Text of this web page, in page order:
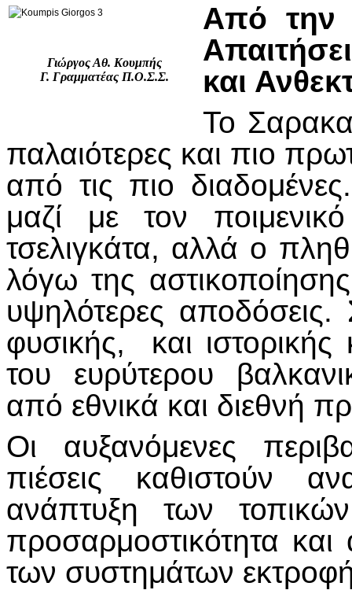
Γιώργος Αθ. Κουμπής
Γ. Γραμματέας Π.Ο.Σ.Σ.
Από την
και
Το
παλαιότερες και πιο
από τις πιο
μαζί με τον
τσελιγκάτα, αλλά ο
λόγω της
υψηλότερες
φυσικής, και
του ευρύτερου
από εθνικά και διεθνή
Οι αυξανόμενες
πιέσεις καθιστούν
ανάπτυξη των
προσαρμοστικότητα και
των συστημάτων